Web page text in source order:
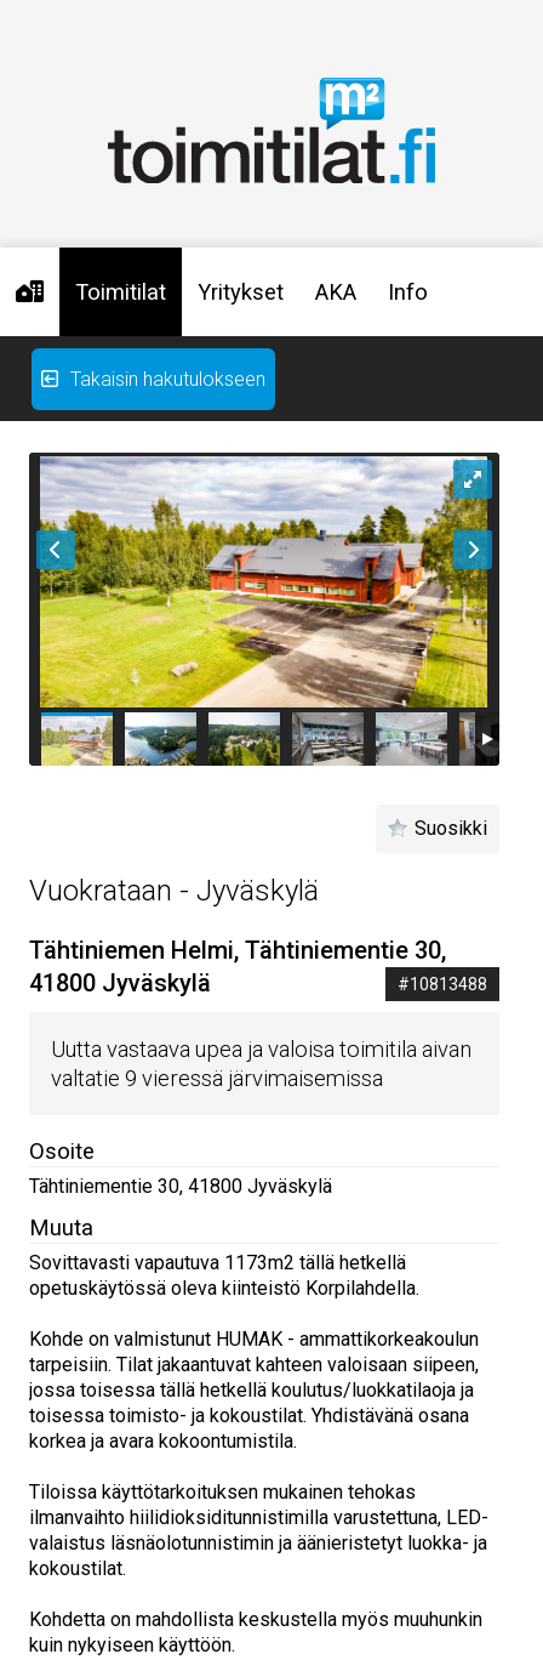
Toimitilat Yritykset AKA Info
Takaisin hakutulokseen
Suosikki
Vuokrataan - Jyväskylä
Tähtiniemen Helmi, Tähtiniementie 30,
41800 Jyväskylä
#10813488
Uutta vastaava upea ja valoisa toimitila aivan
valtatie 9 vieressä järvimaisemissa
Osoite
Tähtiniementie 30, 41800 Jyväskylä
Muuta
Sovittavasti vapautuva 1173m2 tällä hetkellä
opetuskäytössä oleva kiinteistö Korpilahdella.
Kohde on valmistunut HUMAK - ammattikorkeakoulun
tarpeisiin. Tilat jakaantuvat kahteen valoisaan siipeen,
jossa toisessa tällä hetkellä koulutus/luokkatilaoja ja
toisessa toimisto- ja kokoustilat. Yhdistävänä osana
korkea ja avara kokoontumistila.
Tiloissa käyttötarkoituksen mukainen tehokas
ilmanvaihto hiilidioksiditunnistimilla varustettuna, LED-
valaistus läsnäolotunnistimin ja äänieristetyt luokka- ja
kokoustilat.
Kohdetta on mahdollista keskustella myös muuhunkin
kuin nykyiseen käyttöön.